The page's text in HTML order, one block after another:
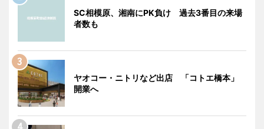
SC相模原、湘南にPK負け 過去3番目の来場
者数も
ヤオコー・ニトリなど出店 「コトエ橋本」
開業へ